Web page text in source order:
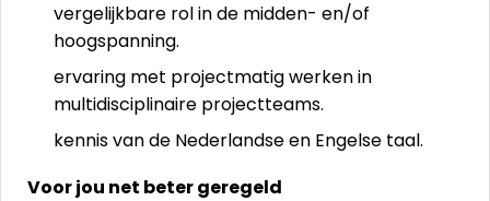
vergelijkbare rol in de midden- en/of
hoogspanning.
ervaring met projectmatig werken in
multidisciplinaire projectteams.
kennis van de Nederlandse en Engelse taal.
Voor jou net beter geregeld